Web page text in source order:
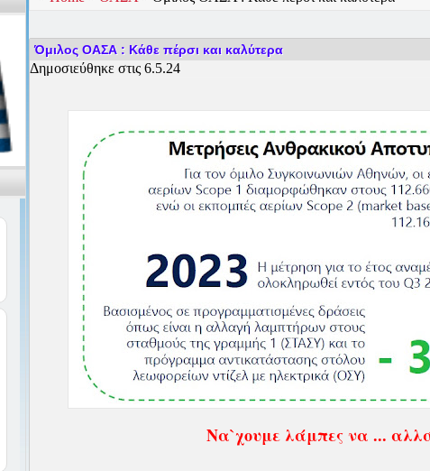
Όμιλος ΟΑΣΑ : Κάθε πέρσι και καλύτερα
Δημοσιεύθηκε στις 6.5.24
Να`χουμε λάμπες να ...